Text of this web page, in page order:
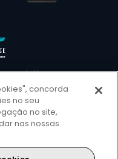
de Uso
Cookies
Copyright
BV. Todos os direitos
concorda
no seu
no site,
nas nossas